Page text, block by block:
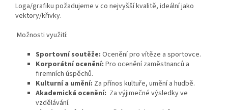
Loga/grafiku požadujeme v co nejvyšší kvalitě, ideální jako
vektory/křivky.
Možnosti využití:
Sportovní soutěže: Ocenění pro vítěze a sportovce.
Korporátní ocenění: Pro ocenění zaměstnanců a
firemních úspěchů.
Kulturní a umění: Za přínos kultuře, umění a hudbě.
Akademická ocenění: Za výjimečné výsledky ve
vzdělávání.